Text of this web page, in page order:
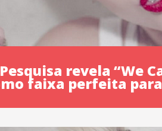
Pesquisa revela “We
faixa perfeita